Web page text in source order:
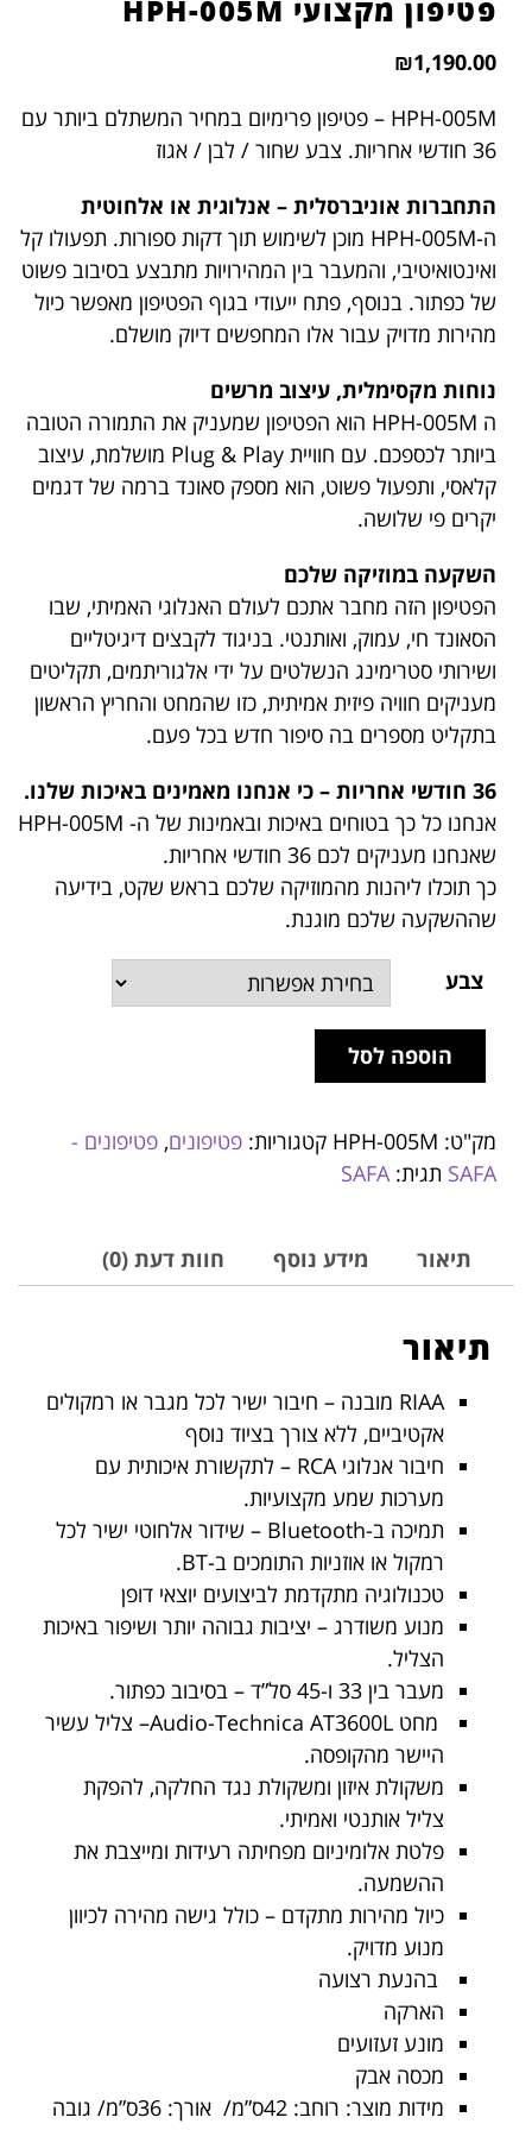
פטיפון מקצועי HPH-005M
₪1,190.00
HPH-005M – פטיפון פרימיום במחיר המשתלם ביותר עם
36 חודשי אחריות. צבע שחור / לבן / אגוז
התחברות אוניברסלית – אנלוגית או אלחוטית
ה-HPH-005M מוכן לשימוש תוך דקות ספורות. תפעולו קל
ואינטואיטיבי, והמעבר בין המהירויות מתבצע בסיבוב פשוט
של כפתור. בנוסף, פתח ייעודי בגוף הפטיפון מאפשר כיול
מהירות מדויק עבור אלו המחפשים דיוק מושלם.
נוחות מקסימלית, עיצוב מרשים
ה HPH-005M הוא הפטיפון שמעניק את התמורה הטובה
ביותר לכספכם. עם חוויית Plug & Play מושלמת, עיצוב
קלאסי, ותפעול פשוט, הוא מספק סאונד ברמה של דגמים
יקרים פי שלושה.
השקעה במוזיקה שלכם
הפטיפון הזה מחבר אתכם לעולם האנלוגי האמיתי, שבו
הסאונד חי, עמוק, ואותנטי. בניגוד לקבצים דיגיטליים
ושירותי סטרימינג הנשלטים על ידי אלגוריתמים, תקליטים
מעניקים חוויה פיזית אמיתית, כזו שהמחט והחריץ הראשון
בתקליט מספרים בה סיפור חדש בכל פעם.
36 חודשי אחריות – כי אנחנו מאמינים באיכות שלנו.
אנחנו כל כך בטוחים באיכות ובאמינות של ה- HPH-005M
שאנחנו מעניקים לכם 36 חודשי אחריות.
כך תוכלו ליהנות מהמוזיקה שלכם בראש שקט, בידיעה
שההשקעה שלכם מוגנת.
צבע
הוספה לסל
מק"ט: HPH-005M קטגוריות: פטיפונים, פטיפונים -
SAFA תגית: SAFA
תיאור מידע נוסף חוות דעת (0)
תיאור
RIAA מובנה – חיבור ישיר לכל מגבר או רמקולים
אקטיביים, ללא צורך בציוד נוסף
חיבור אנלוגי RCA – לתקשורת איכותית עם
מערכות שמע מקצועיות.
תמיכה ב-Bluetooth – שידור אלחוטי ישיר לכל
רמקול או אוזניות התומכים ב-BT.
טכנולוגיה מתקדמת לביצועים יוצאי דופן
מנוע משודרג – יציבות גבוהה יותר ושיפור באיכות
הצליל.
מעבר בין 33 ו-45 סל”ד – בסיבוב כפתור.
מחט Audio-Technica AT3600L– צליל עשיר
היישר מהקופסה.
משקולת איזון ומשקולת נגד החלקה, להפקת
צליל אותנטי ואמיתי.
פלטת אלומיניום מפחיתה רעידות ומייצבת את
ההשמעה.
כיול מהירות מתקדם – כולל גישה מהירה לכיוון
מנוע מדויק.
בהנעת רצועה
הארקה
מונע זעזועים
מכסה אבק
מידות מוצר: רוחב: 42ס”מ/ אורך: 36ס”מ/ גובה